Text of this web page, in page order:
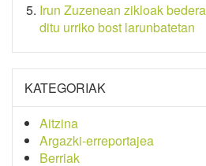
Irun Zuzenean zikloak
ditu urriko bost larunbatetan
KATEGORIAK
Aitzina
Argazki-erreportajea
Berriak